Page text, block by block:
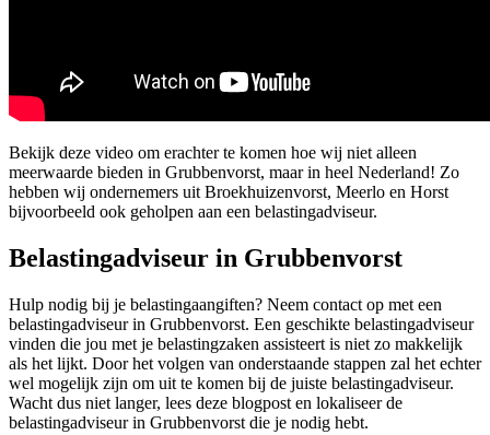
Bekijk deze video om erachter te komen hoe wij niet alleen
meerwaarde bieden in Grubbenvorst, maar in heel Nederland! Zo
hebben wij ondernemers uit Broekhuizenvorst, Meerlo en Horst
bijvoorbeeld ook geholpen aan een belastingadviseur.
Belastingadviseur in Grubbenvorst
Hulp nodig bij je belastingaangiften? Neem contact op met een
belastingadviseur in Grubbenvorst. Een geschikte belastingadviseur
vinden die jou met je belastingzaken assisteert is niet zo makkelijk
als het lijkt. Door het volgen van onderstaande stappen zal het echter
wel mogelijk zijn om uit te komen bij de juiste belastingadviseur.
Wacht dus niet langer, lees deze blogpost en lokaliseer de
belastingadviseur in Grubbenvorst die je nodig hebt.